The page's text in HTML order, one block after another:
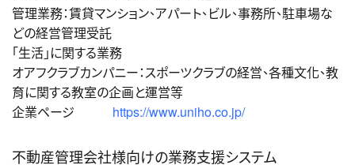
管理業務：賃貸マンション、アパート、ビル、事務所、駐車場な
どの経営管理受託
「生活」に関する業務
オアフクラブカンパニー：スポーツクラブの経営、各種文化、教
育に関する教室の企画と運営等
企業ページ https://www.uniho.co.jp/
不動産管理会社様向けの業務支援システム